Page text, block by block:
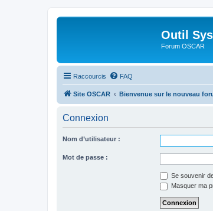
Outil
Forum OSCAR
Raccourcis FAQ
Site OSCAR Bienvenue sur le nouveau
Connexion
Nom d’utilisateur :
Mot de passe :
Se souvenir
Masquer ma